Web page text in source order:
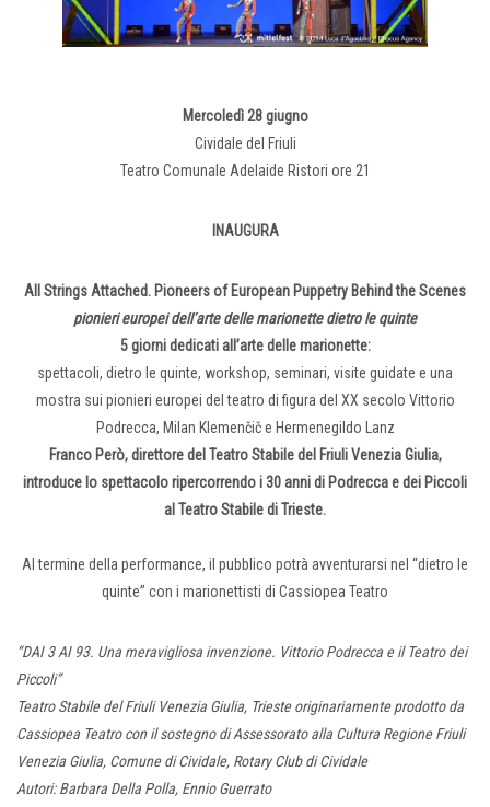
Mercoledì 28 giugno
Cividale del Friuli
Teatro Comunale Adelaide Ristori ore 21
INAUGURA
All Strings Attached. Pioneers of European Puppetry Behind the Scenes
pionieri europei dell’arte delle marionette dietro le quinte
5 giorni dedicati all’arte delle marionette:
spettacoli, dietro le quinte, workshop, seminari, visite guidate e una
mostra sui pionieri europei del teatro di figura del XX secolo Vittorio
Podrecca, Milan Klemenčič e Hermenegildo Lanz
Franco Però, direttore del Teatro Stabile del Friuli Venezia Giulia,
introduce lo spettacolo ripercorrendo i 30 anni di Podrecca e dei Piccoli
al Teatro Stabile di Trieste.
Al termine della performance, il pubblico potrà avventurarsi nel “dietro le
quinte” con i marionettisti di Cassiopea Teatro
“DAI 3 AI 93. Una meravigliosa invenzione. Vittorio Podrecca e il Teatro dei
Piccoli”
Teatro Stabile del Friuli Venezia Giulia, Trieste originariamente prodotto da
Cassiopea Teatro con il sostegno di Assessorato alla Cultura Regione Friuli
Venezia Giulia, Comune di Cividale, Rotary Club di Cividale
Autori: Barbara Della Polla, Ennio Guerrato